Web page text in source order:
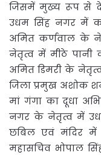
जिसमें मुख्य रूप से
उधम सिंह नगर में
अमित कर्णवाल के
नेतृत्व में मीठे पानी
अमित डिमरी के
जिला प्रमुख अशोक
मां गंगा का दूधा
नगर के नेतृत्व में
छबिल एवं मंदिर में
महासचिव भोपाल